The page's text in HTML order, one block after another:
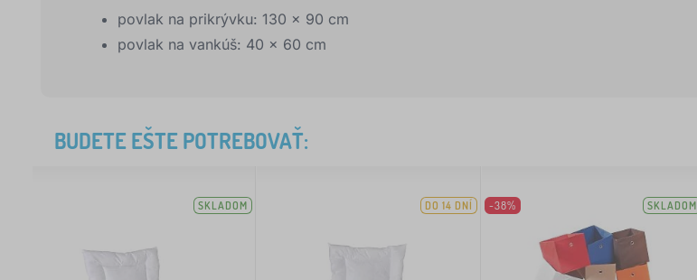
povlak na prikrývku: 130 x 90 cm
povlak na vankúš: 40 x 60 cm
BUDETE EŠTE POTREBOVAŤ:
SKLADOM DO 14 DNÍ -38% SKLADOM